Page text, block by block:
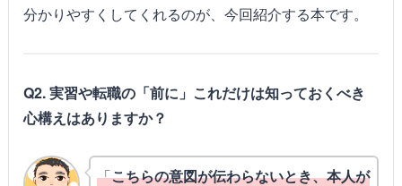
分かりやすくしてくれるのが、今回紹介する本です。
Q2. 実習や転職の「前に」これだけは知っておくべき
心構えはありますか？
「こちらの意図が伝わらないとき、本人が